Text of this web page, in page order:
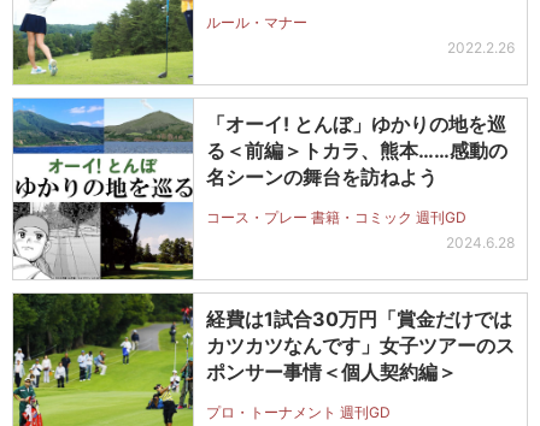
ルール・マナー
2022.2.26
「オーイ! とんぼ」ゆかりの地を巡
る＜前編＞トカラ、熊本……感動の
名シーンの舞台を訪ねよう
コース・プレー 書籍・コミック 週刊GD
2024.6.28
経費は1試合30万円「賞金だけでは
カツカツなんです」女子ツアーのス
ポンサー事情＜個人契約編＞
プロ・トーナメント 週刊GD